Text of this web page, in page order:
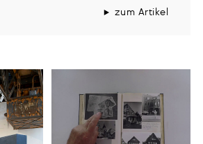
zum Artikel